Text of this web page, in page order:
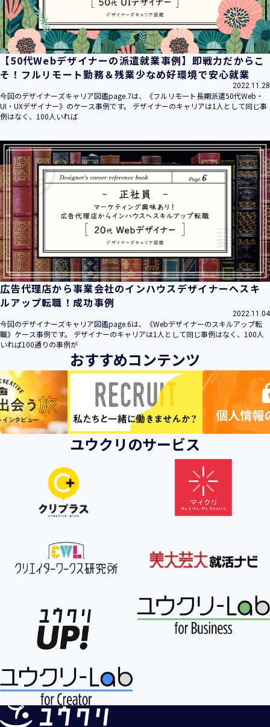
【50代Webデザイナーの派遣就業事例】即戦力だからこ
そ！フルリモート勤務＆残業少なめ好環境で安心就業
2022.11.28
今回のデザイナーズキャリア図鑑page.7は、《フルリモート長期派遣50代Web・
UI・UXデザイナー》のケース事例です。 デザイナーのキャリアは1人として同じ事
例はなく、100人いれば
広告代理店から事業会社のインハウスデザイナーへスキ
ルアップ転職！成功事例
2022.11.04
今回のデザイナーズキャリア図鑑page.6は、《Webデザイナーのスキルアップ転
職》ケース事例です。 デザイナーのキャリアは1人として同じ事例はなく、100人
いれば100通りの事例が
おすすめコンテンツ
ユウクリのサービス